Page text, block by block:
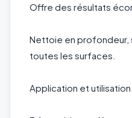
Offre des résultats
Nettoie en profondeur,
toutes les surfaces.
Application et utilisation